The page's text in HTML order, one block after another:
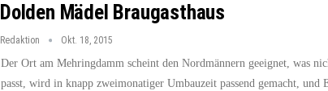
Dolden Mädel Braugasthaus
Redaktion Okt. 18, 2015
Der Ort am Mehringdamm scheint den Nordmännern geeignet, was
passt, wird in knapp zweimonatiger Umbauzeit passend gemacht, und